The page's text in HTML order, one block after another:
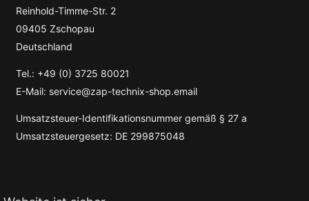
Reinhold-Timme-Str. 2
09405 Zschopau
Deutschland
Tel.: +49 (0) 3725 80021
E-Mail: service@zap-technix-shop.email
Umsatzsteuer-Identifikationsnummer gemäß § 27 a
Umsatzsteuergesetz: DE 299875048